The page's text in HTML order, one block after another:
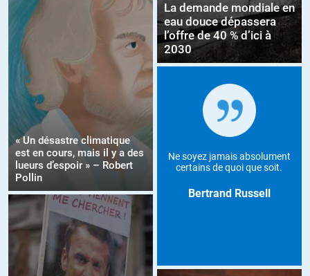
« Un désastre climatique
est en cours, mais il y a des
lueurs d’espoir » – Robert
Pollin
La demande mondiale en
eau douce dépassera
l’offre de 40 % d’ici à
2030
Ne soyez jamais absolument
certains de quoi que soit.
Bertrand Russell